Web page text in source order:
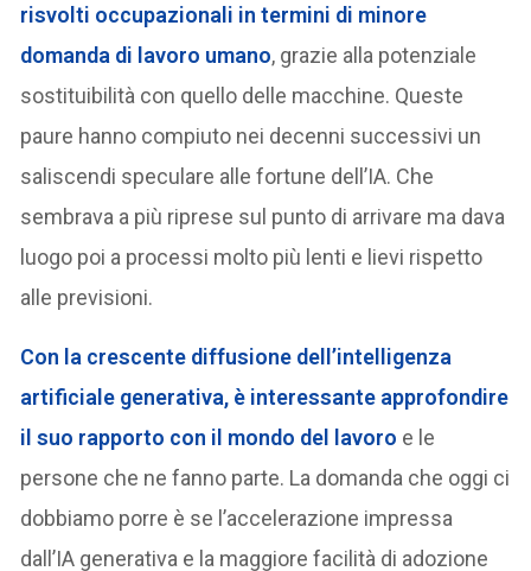
risvolti occupazionali in termini di minore
domanda di lavoro umano, grazie alla potenziale
sostituibilità con quello delle macchine. Queste
paure hanno compiuto nei decenni successivi un
saliscendi speculare alle fortune dell’IA. Che
sembrava a più riprese sul punto di arrivare ma dava
luogo poi a processi molto più lenti e lievi rispetto
alle previsioni.
Con la crescente diffusione dell’intelligenza
artificiale generativa, è interessante approfondire
il suo rapporto con il mondo del lavoro e le
persone che ne fanno parte. La domanda che oggi ci
dobbiamo porre è se l’accelerazione impressa
dall’IA generativa e la maggiore facilità di adozione